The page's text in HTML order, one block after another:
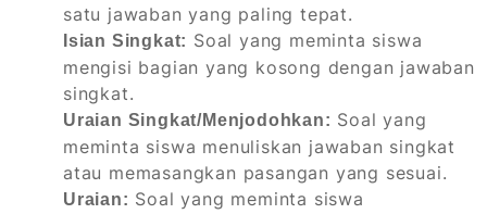
satu jawaban yang paling tepat.
Isian Singkat: Soal yang meminta siswa
mengisi bagian yang kosong dengan jawaban
singkat.
Uraian Singkat/Menjodohkan: Soal yang
meminta siswa menuliskan jawaban singkat
atau memasangkan pasangan yang sesuai.
Uraian: Soal yang meminta siswa